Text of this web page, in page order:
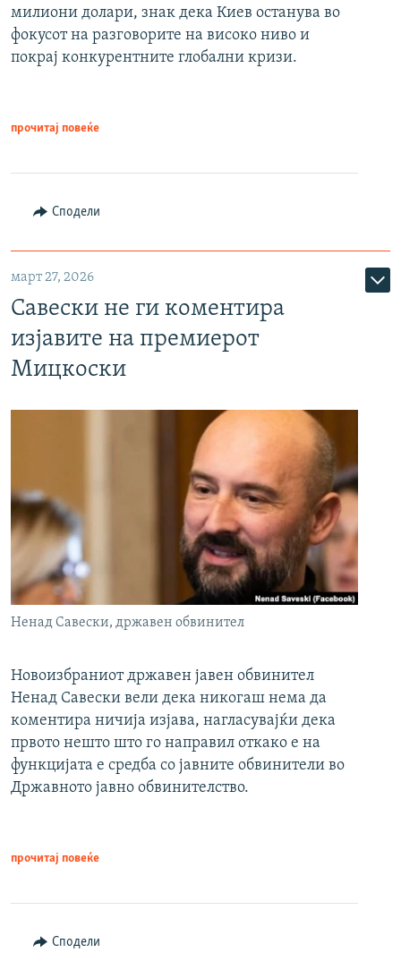
милиони долари, знак дека Киев останува во
фокусот на разговорите на високо ниво и
покрај конкурентните глобални кризи.
прочитај повеќе
Сподели
март 27, 2026
Савески не ги коментира
изјавите на премиерот
Мицкоски
Ненад Савески, државен обвинител
Новоизбраниот државен јавен обвинител
Ненад Савески вели дека никогаш нема да
коментира ничија изјава, нагласувајќи дека
првото нешто што го направил откако е на
функцијата е средба со јавните обвинители во
Државното јавно обвинителство.
прочитај повеќе
Сподели